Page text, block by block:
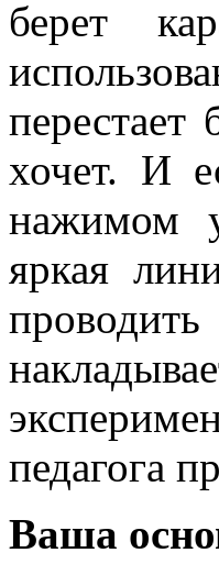
берет
хочет. И
нажимом у
яркая
педагога
Ваша